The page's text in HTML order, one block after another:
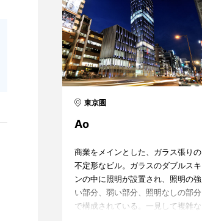
東京圏
Ao
商業をメインとした、ガラス張りの
不定形なビル。ガラスのダブルスキ
ンの中に照明が設置され、照明の強
い部分、弱い部分、照明なしの部分
で構成されている。一見して複雑な